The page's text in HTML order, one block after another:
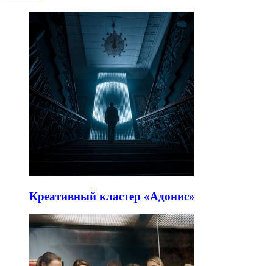
Креативный кластер «Адонис»